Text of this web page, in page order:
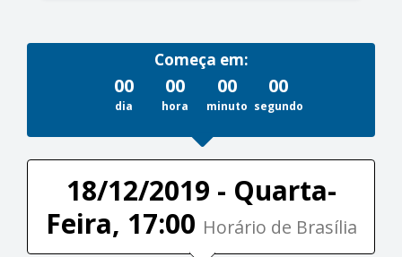
Começa em:
00
dia
00
hora
00
minuto
00
segundo
18/12/2019 - Quarta-
Feira, 17:00 Horário de Brasília